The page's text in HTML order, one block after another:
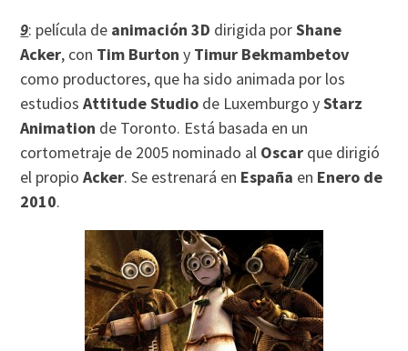
9: película de animación 3D dirigida porShane
Acker, con Tim Burton y Timur Bekmambetov
como productores, que ha sido animada por los
estudiosAttitude Studio de Luxemburgo yStarz
Animation de Toronto. Está basada en un
cortometraje de 2005 nominado al Oscar que dirigió
el propioAcker. Se estrenará en España en Enero de
2010.